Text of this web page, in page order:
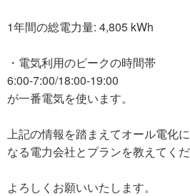
1年間の総電力量: 4,805 kWh
・電気利用のピークの時間帯
6:00-7:00/18:00-19:00
が一番電気を使います。
上記の情報を踏まえてオール電化
なる電力会社とプランを教えてくだ
よろしくお願いいたします。